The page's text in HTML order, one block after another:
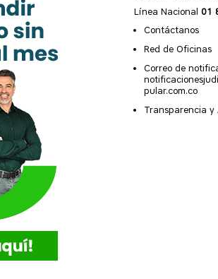
Línea Nacional 01
Contáctanos
Red de Oficinas
Correo de
pular.com.co
Transparencia y